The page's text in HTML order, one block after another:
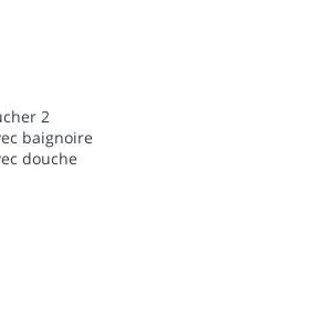
2
baignoire
douche